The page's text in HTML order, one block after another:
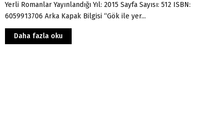
Yerli Romanlar Yayınlandığı Yıl: 2015 Sayfa Sayısı: 512 ISBN:
6059913706 Arka Kapak Bilgisi “Gök ile yer...
Daha fazla oku